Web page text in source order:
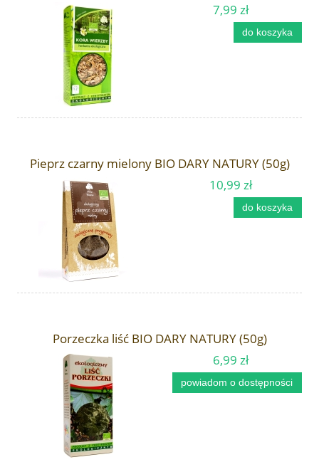
7,99 zł
do koszyka
Pieprz czarny mielony BIO DARY NATURY (50g)
10,99 zł
do koszyka
Porzeczka liść BIO DARY NATURY (50g)
6,99 zł
powiadom o dostępności